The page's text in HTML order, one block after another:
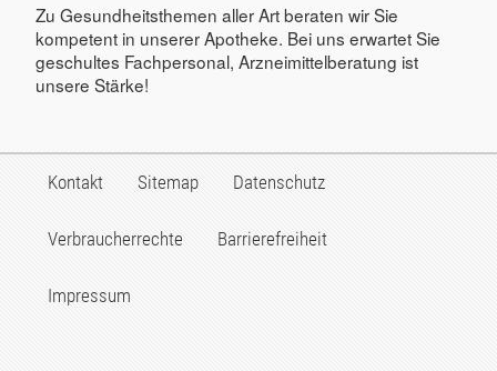
Zu Gesundheitsthemen aller Art beraten wir Sie
kompetent in unserer Apotheke. Bei uns erwartet Sie
geschultes Fachpersonal, Arzneimittelberatung ist
unsere Stärke!
Kontakt Sitemap Datenschutz
Verbraucherrechte Barrierefreiheit
Impressum